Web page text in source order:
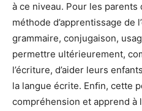
à ce niveau. Pour les
méthode d’apprentissage de
grammaire, conjugaison,
permettre ultérieurement,
l’écriture, d’aider leurs
la langue écrite. Enﬁn, cette
compréhension et apprend à